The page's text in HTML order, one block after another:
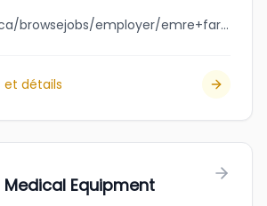
jobbank.gc.ca/browsejobs/employer/emre+farms+inc./ca
et détails
Medical Equipment